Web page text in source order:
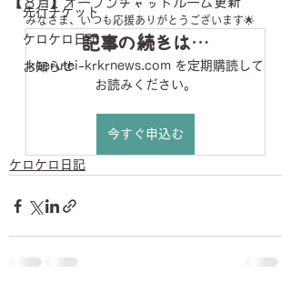
先行チケット
ケロケロ日記
お知らせ
みなさま、いつも応援ありがとうございます🌟
記事の続きは…
kaerutei-krkrnews.com を定期購読して
お読みください。
今すぐ申込む
ケロケロ日記